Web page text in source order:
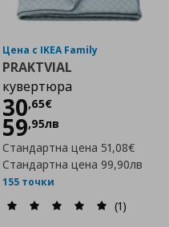
с любими
Цена с IKEA Family
PRAKTVIAL
кувертюра
30,65€
Цена
59,95лв
Стандартна цена 51,08€
Стандартна цена 99,90лв
155 точки
(1)